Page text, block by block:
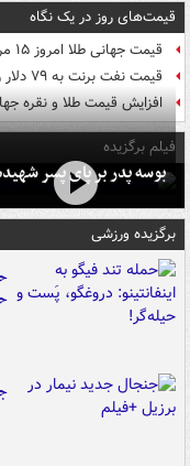
قیمت‌های روز در یک نگاه
قیمت جهانی طلا امروز ۱۵ مرداد
قیمت نفت برنت به ۷۹ دلار رسید
افزایش قیمت طلا و نقره
فیلم برگزیده
بوسه‌ پدر بر پای پسر
برگزیده ورزشی